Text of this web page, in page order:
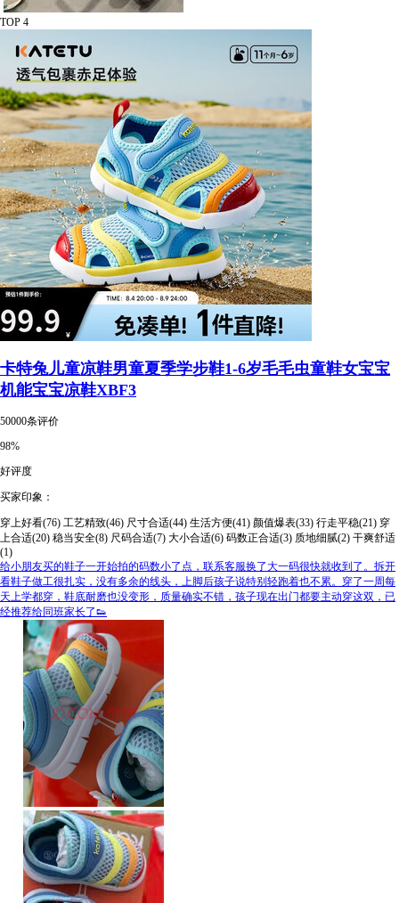
TOP 4
卡特兔儿童凉鞋男童夏季学步鞋1-6岁毛毛虫童鞋女宝宝
机能宝宝凉鞋XBF3
50000条评价
98%
好评度
买家印象：
穿上好看(76) 工艺精致(46) 尺寸合适(44) 生活方便(41) 颜值爆表(33) 行走平稳(21) 穿
上合适(20) 稳当安全(8) 尺码合适(7) 大小合适(6) 码数正合适(3) 质地细腻(2) 干爽舒适
(1)
给小朋友买的鞋子一开始拍的码数小了点，联系客服换了大一码很快就收到了。拆开
看鞋子做工很扎实，没有多余的线头，上脚后孩子说特别轻跑着也不累。穿了一周每
天上学都穿，鞋底耐磨也没变形，质量确实不错，孩子现在出门都要主动穿这双，已
经推荐给同班家长了👟